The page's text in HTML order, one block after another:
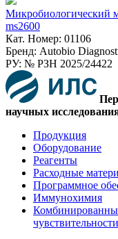
Микробиологический
ms2600
Кат. Номер: 01106
Бренд: Autobio
РУ: № РЗН 2025/24422
научных
Продукция
Оборудование
Реагенты
Расходные
Программное
Иммунохимия